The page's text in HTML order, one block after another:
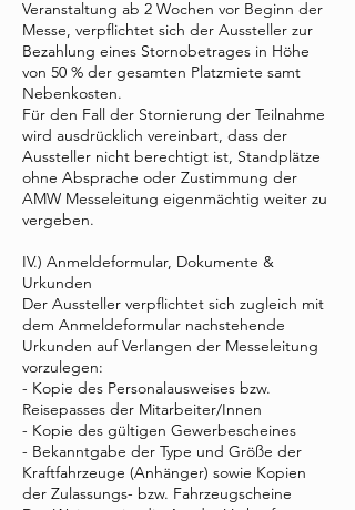
Veranstaltung ab 2 Wochen vor Beginn der
Messe, verpflichtet sich der Aussteller zur
Bezahlung eines Stornobetrages in Höhe
von 50 % der gesamten Platzmiete samt
Nebenkosten.
Für den Fall der Stornierung der Teilnahme
wird ausdrücklich vereinbart, dass der
Aussteller nicht berechtigt ist, Standplätze
ohne Absprache oder Zustimmung der
AMW Messeleitung eigenmächtig weiter zu
vergeben.
IV.) Anmeldeformular, Dokumente &
Urkunden
Der Aussteller verpflichtet sich zugleich mit
dem Anmeldeformular nachstehende
Urkunden auf Verlangen der Messeleitung
vorzulegen:
- Kopie des Personalausweises bzw.
Reisepasses der Mitarbeiter/Innen
- Kopie des gültigen Gewerbescheines
- Bekanntgabe der Type und Größe der
Kraftfahrzeuge (Anhänger) sowie Kopien
der Zulassungs- bzw. Fahrzeugscheine